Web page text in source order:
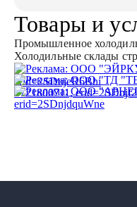
Товары и
Промышленное
Холодильные склады